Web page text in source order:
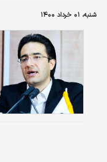
شنبه، ۰۱ خرداد ۱۴۰۰